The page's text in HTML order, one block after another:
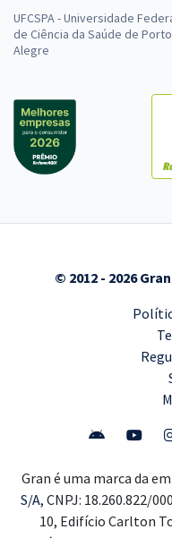
UFCSPA - Universidade
de Ciência da Saúde de Porto
Alegre
© 2012 - 2026
Gran é uma marca da
S/A, CNPJ: 18.260.822/
10, Edifício Carlton